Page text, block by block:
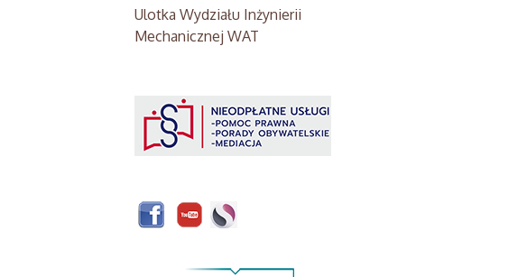
Ulotka Wydziału Inżynierii
Mechanicznej WAT